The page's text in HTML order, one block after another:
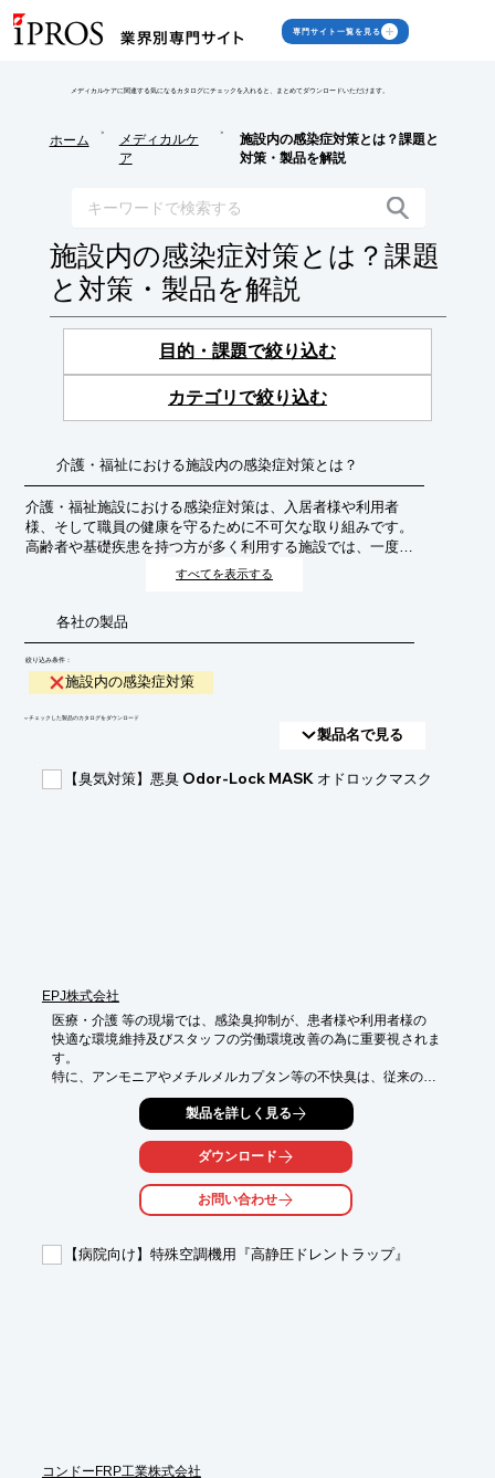
専門サイト一覧を見る
メディカルケアに関連する気になるカタログにチェックを入れると、まとめてダウンロードいただけます。
ホーム
>
メディカルケ
ア
>
施設内の感染症対策とは？課題と
対策・製品を解説
施設内の感染症対策とは？課題
と対策・製品を解説
目的・課題で絞り込む
カテゴリで絞り込む
介護・福祉における施設内の感染症対策とは？
介護・福祉施設における感染症対策は、入居者様や利用者
様、そして職員の健康を守るために不可欠な取り組みです。
高齢者や基礎疾患を持つ方が多く利用する施設では、一度感
染症が流行すると重症化のリスクが高く、施設全体の機能停
求められます。
すべてを表示する
各社の製品
絞り込み条件：
施設内の感染症対策
​▼チェックした製品のカタログをダウンロード
製品名で見る
【臭気対策】悪臭 Odor-Lock MASK オドロックマスク
EPJ株式会社
医療・介護 等の現場では、感染臭抑制が、患者様や利用者様の
快適な環境維持及びスタッフの労働環境改善の為に重要視されま
す。
特に、アンモニアやメチルメルカプタン等の不快臭は、従来の
高性能マスクでも対応が難しい場合があります。
これらの臭いは、0.001～0.2μmの微細粒子として空気中に拡散
従来マスクでは効果が限定的。
Odor-Lock MASK／オド・ロックマスクは、この微細な臭い粒子
特化して開発、これまで解決が難しかった様々な臭気問題に対応
【活用シーン】
製品を詳しく見る
ダウンロード
お問い合わせ
【病院向け】特殊空調機用『高静圧ドレントラップ』
コンドーFRP工業株式会社